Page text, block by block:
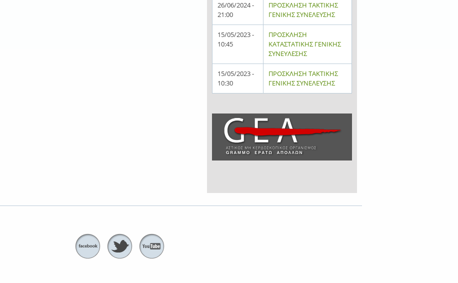
26/06/2024 -
21:00
ΠΡΟΣΚΛΗΣΗ ΤΑΚΤΙΚΗΣ
ΓΕΝΙΚΗΣ ΣΥΝΕΛΕΥΣΗΣ
15/05/2023 -
10:45
ΠΡΟΣΚΛΗΣΗ
ΚΑΤΑΣΤΑΤΙΚΗΣ ΓΕΝΙΚΗΣ
ΣΥΝΕΥΛΕΣΗΣ
15/05/2023 -
10:30
ΠΡΟΣΚΛΗΣΗ ΤΑΚΤΙΚΗΣ
ΓΕΝΙΚΗΣ ΣΥΝΕΛΕΥΣΗΣ